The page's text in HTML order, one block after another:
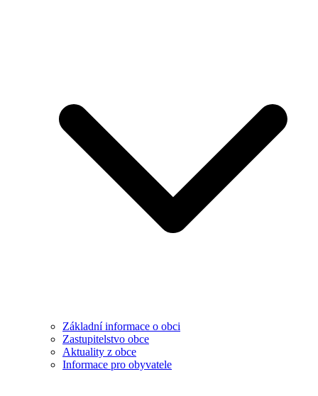
Základní informace o obci
Zastupitelstvo obce
Aktuality z obce
Informace pro obyvatele